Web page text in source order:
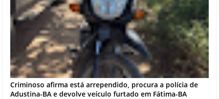
Criminoso afirma está arrependido, procura a polícia de
Adustina-BA e devolve veículo furtado em Fátima-BA